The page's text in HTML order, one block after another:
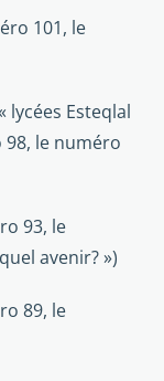
101, le
lycées Esteqlal
98, le numéro
93, le
avenir? »)
89, le